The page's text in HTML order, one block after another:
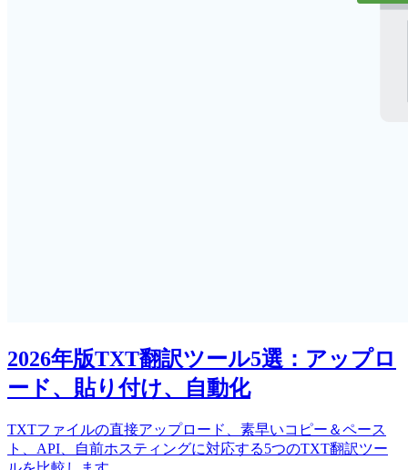
2026年版TXT翻訳ツール5選：アップロ
ード、貼り付け、自動化
TXTファイルの直接アップロード、素早いコピー＆ペース
ト、API、自前ホスティングに対応する5つのTXT翻訳ツー